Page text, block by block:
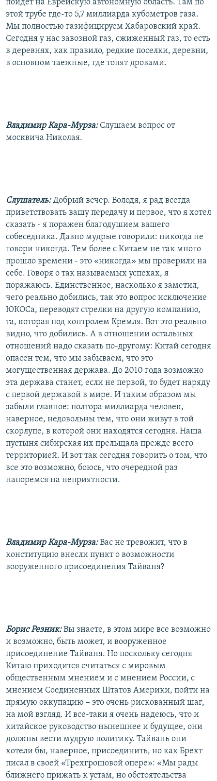
пойдет на Еврейскую автономную область. Там по
этой трубе где-то 5,7 миллиарда кубометров газа.
Мы полностью газифицируем Хабаровский край.
Сегодня у нас завозной газ, сжиженный газ, то есть
в деревнях, как правило, редкие поселки, деревни,
в основном таежные, где топят дровами.
Владимир Кара-Мурза: Слушаем вопрос от
москвича Николая.
Слушатель:Добрый вечер. Володя, я рад всегда
приветствовать вашу передачу и первое, что я хотел
сказать - я поражен благодушием вашего
собеседника. Давно мудрые говорили: никогда не
говори никогда. Тем более с Китаем не так много
прошло времени - это «никогда» мы проверили на
себе. Говоря о так называемых успехах, я
поражаюсь. Единственное, насколько я заметил,
чего реально добились, так это вопрос исключение
ЮКОСа, переводят стрелки на другую компанию,
та, которая под контролем Кремля. Вот это реально
видно, что добились. А в отношении остальных
отношений надо сказать по-другому: Китай сегодня
опасен тем, что мы забываем, что это
могущественная держава. До 2010 года возможно
эта держава станет, если не первой, то будет наряду
с первой державой в мире. И таким образом мы
забыли главное: полтора миллиарда человек,
наверное, недовольны тем, что они живут в той
скорлупе, в которой они находятся сегодня. Наша
пустыня сибирская их прельщала прежде всего
территорией. И вот так сегодня говорить о том, что
все это возможно, боюсь, что очередной раз
напоремся на неприятности.
Владимир Кара-Мурза:Вас не тревожит, что в
конституцию внесли пункт о возможности
вооруженного присоединения Тайваня?
Борис Резник:Вы знаете, в этом мире все возможно
и возможно, быть может, и вооруженное
присоединение Тайваня. Но поскольку сегодня
Китаю приходится считаться с мировым
общественным мнением и с мнением России, с
мнением Соединенных Штатов Америки, пойти на
прямую оккупацию – это очень рискованный шаг,
на мой взгляд. И все-таки я очень надеюсь, что и
китайское руководство нынешнее и будущее, они
должны вести мудрую политику. Тайвань они
хотели бы, наверное, присоединить, но как Брехт
писал в своей «Трехгрошовой опере»: «Мы рады
ближнего прижать к устам, но обстоятельства